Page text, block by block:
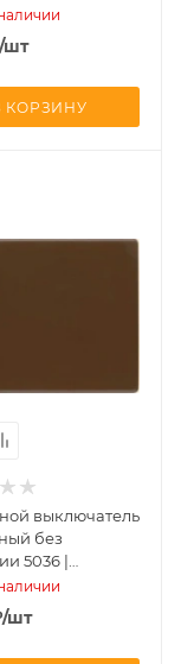
Berker
шт
КОРЗИНУ
выключатель
без
5036 |
Berker
/шт